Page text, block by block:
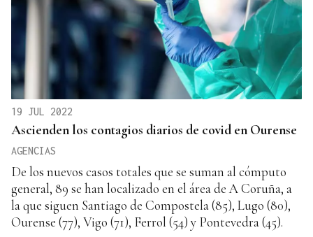
19 JUL 2022
Ascienden los contagios diarios de covid en Ourense
AGENCIAS
De los nuevos casos totales que se suman al cómputo
general, 89 se han localizado en el área de A Coruña, a
la que siguen Santiago de Compostela (85), Lugo (80),
Ourense (77), Vigo (71), Ferrol (54) y Pontevedra (45).